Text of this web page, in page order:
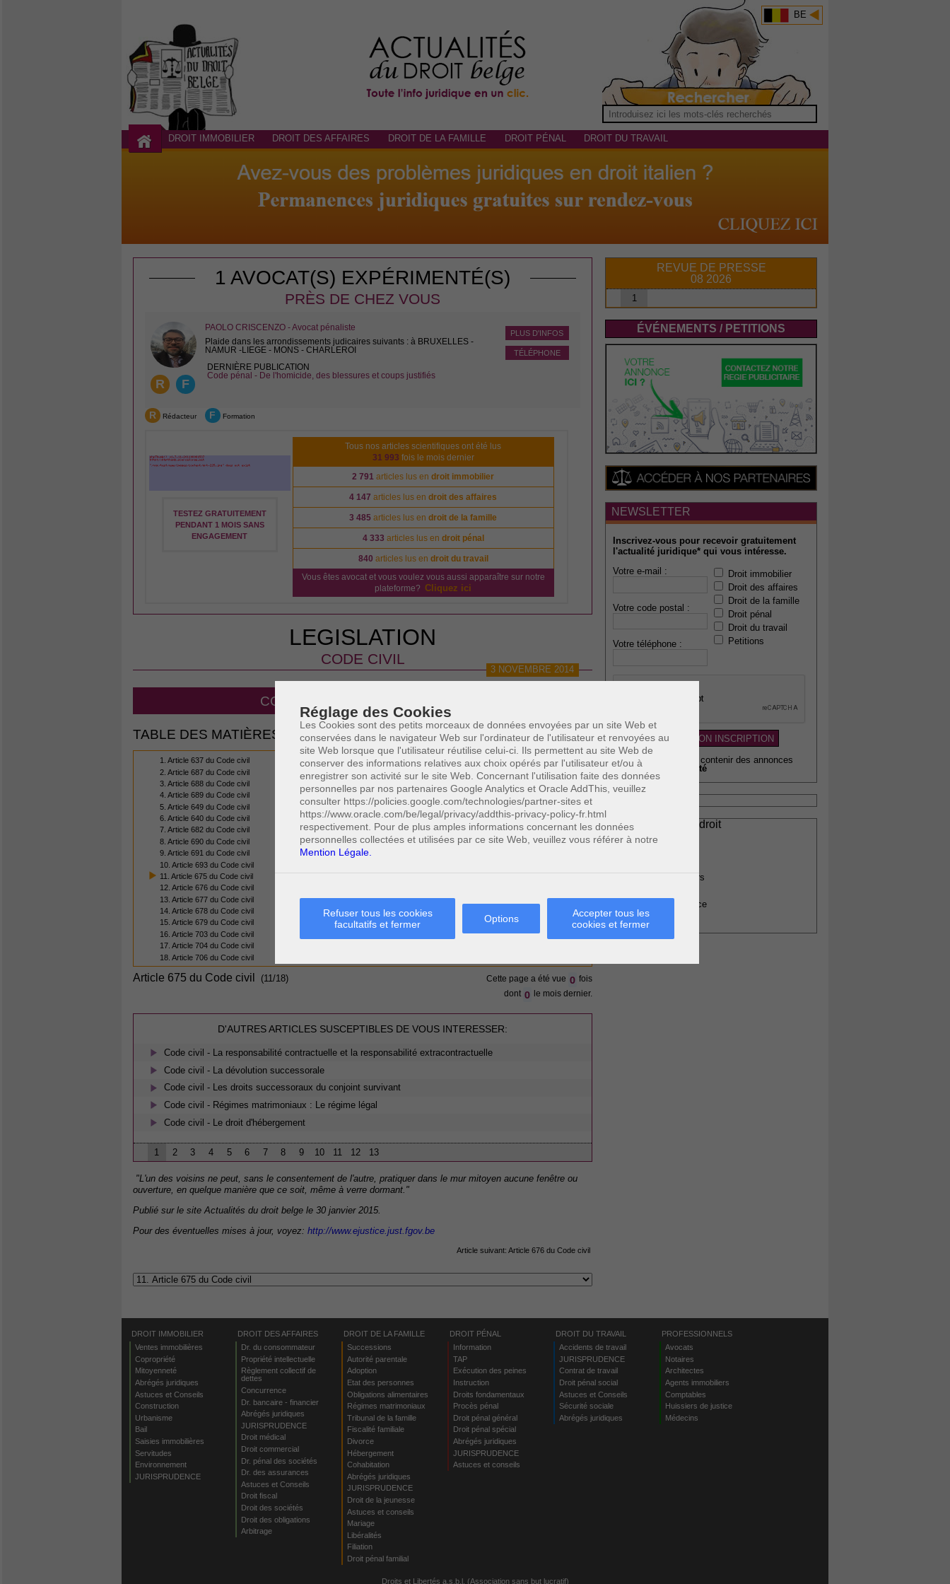
Réglage des Cookies
Les Cookies sont des petits morceaux de données envoyées par un site Web et
conservées dans le navigateur Web sur l'ordinateur de l'utilisateur et renvoyées au
site Web lorsque que l'utilisateur réutilise celui-ci. Ils permettent au site Web de
conserver des informations relatives aux choix opérés par l'utilisateur et/ou à
enregistrer son activité sur le site Web. Concernant l'utilisation faite des données
personnelles par nos partenaires Google Analytics et Oracle AddThis, veuillez
consulter https://policies.google.com/technologies/partner-sites et
https://www.oracle.com/be/legal/privacy/addthis-privacy-policy-fr.html
respectivement. Pour de plus amples informations concernant les données
personnelles collectées et utilisées par ce site Web, veuillez vous référer à notre
Mention Légale.
Refuser tous les cookies
facultatifs et fermer
Options
Accepter tous les
cookies et fermer
BE
DROIT IMMOBILIER DROIT DES AFFAIRES DROIT DE LA FAMILLE DROIT PÉNAL DROIT DU TRAVAIL
1 AVOCAT(S) EXPÉRIMENTÉ(S)
PRÈS DE CHEZ VOUS
R F
PLUS D'INFOS
TÉLÉPHONE
PAOLO CRISCENZO - Avocat pénaliste
Plaide dans les arrondissements judicaires suivants : à BRUXELLES -
NAMUR -LIEGE - MONS - CHARLEROI
DERNIÈRE PUBLICATION
Code pénal - De l'homicide, des blessures et coups justifiés
R Rédacteur F Formation
TESTEZ GRATUITEMENT
PENDANT 1 MOIS SANS
ENGAGEMENT
Tous nos articles scientifiques ont été lus
31 993 fois le mois dernier
2 791 articles lus endroit immobilier
4 147 articles lus endroit des affaires
3 485 articles lus endroit de la famille
4 333 articles lus en droit pénal
840 articles lus en droit du travail
Vous êtes avocat et vous voulez vous aussi apparaître sur notre
plateforme? Cliquez ici
LEGISLATION
CODE CIVIL
3 NOVEMBRE 2014
CODE CIVIL - LES SERVITUDES
TABLE DES MATIÈRES
1. Article 637 du Code civil
2. Article 687 du Code civil
3. Article 688 du Code civil
4. Article 689 du Code civil
5. Article 649 du Code civil
6. Article 640 du Code civil
7. Article 682 du Code civil
8. Article 690 du Code civil
9. Article 691 du Code civil
10. Article 693 du Code civil
11. Article 675 du Code civil
12. Article 676 du Code civil
13. Article 677 du Code civil
14. Article 678 du Code civil
15. Article 679 du Code civil
16. Article 703 du Code civil
17. Article 704 du Code civil
18. Article 706 du Code civil
Article 675 du Code civil (11/18) Cette page a été vue 0 fois
dont 0 le mois dernier.
D'AUTRES ARTICLES SUSCEPTIBLES DE VOUS INTERESSER:
Code civil - La responsabilité contractuelle et la responsabilité extracontractuelle
Code civil - La dévolution successorale
Code civil - Les droits successoraux du conjoint survivant
Code civil - Régimes matrimoniaux : Le régime légal
Code civil - Le droit d'hébergement
1 2 3 4 5 6 7 8 9 10 11 12 13
"L'un des voisins ne peut, sans le consentement de l'autre, pratiquer dans le mur mitoyen aucune fenêtre ou
ouverture, en quelque manière que ce soit, même à verre dormant."
Publié sur le site Actualités du droit belge le 30 janvier 2015.
Pour des éventuelles mises à jour, voyez: http://www.ejustice.just.fgov.be
Article suivant: Article 676 du Code civil
REVUE DE PRESSE
08 2026
1
ÉVÉNEMENTS / PETITIONS
NEWSLETTER
Inscrivez-vous pour recevoir gratuitement
l'actualité juridique* qui vous intéresse.
Votre e-mail :
Votre code postal :
Votre téléphone :
Droit immobilier
Droit des affaires
Droit de la famille
Droit pénal
Droit du travail
Petitions
* Newsletter pouvant contenir des annonces
publicitaires de
qualité
Professionnels du droit
Avocats
Agents immobiliers
Huissiers de justice
Médecins
DROIT IMMOBILIER
Ventes immobilières
Copropriété
Mitoyenneté
Abrégés juridiques
Astuces et Conseils
Construction
Urbanisme
Bail
Saisies immobilières
Servitudes
Environnement
JURISPRUDENCE
DROIT DES AFFAIRES
Dr. du consommateur
Propriété intellectuelle
Règlement collectif de
dettes
Concurrence
Dr. bancaire - financier
Abrégés juridiques
JURISPRUDENCE
Droit médical
Droit commercial
Dr. pénal des sociétés
Dr. des assurances
Astuces et Conseils
Droit fiscal
Droit des sociétés
Droit des obligations
Arbitrage
DROIT DE LA FAMILLE
Successions
Autorité parentale
Adoption
Etat des personnes
Obligations alimentaires
Régimes matrimoniaux
Tribunal de la famille
Fiscalité familiale
Divorce
Hébergement
Cohabitation
Abrégés juridiques
JURISPRUDENCE
Droit de la jeunesse
Astuces et conseils
Mariage
Libéralités
Filiation
Droit pénal familial
DROIT PÉNAL
Information
TAP
Exécution des peines
Instruction
Droits fondamentaux
Procès pénal
Droit pénal général
Droit pénal spécial
Abrégés juridiques
JURISPRUDENCE
Astuces et conseils
DROIT DU TRAVAIL
Accidents de travail
JURISPRUDENCE
Contrat de travail
Droit pénal social
Astuces et Conseils
Sécurité sociale
Abrégés juridiques
PROFESSIONNELS
Avocats
Notaires
Architectes
Agents immobiliers
Comptables
Huissiers de justice
Médecins
Droits et Libertés a.s.b.l. (Association sans but lucratif)